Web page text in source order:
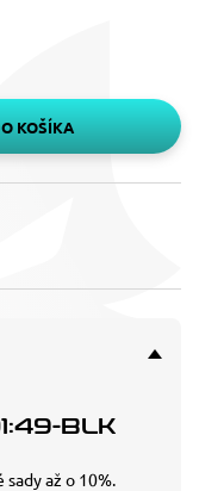
KOŠÍKA
BLK
až o 10%.